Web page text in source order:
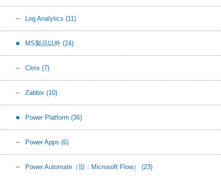
Log Analytics (11)
MS製品以外 (24)
Citrix (7)
Zabbix (10)
Power Platform (36)
Power Apps (6)
Power Automate（旧：Microsoft Flow） (23)